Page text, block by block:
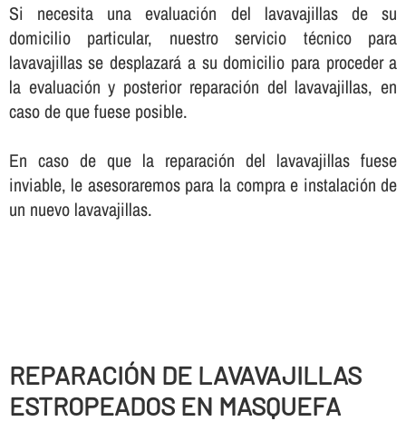
Si necesita una evaluación del lavavajillas de su
domicilio particular, nuestro servicio técnico para
lavavajillas se desplazará a su domicilio para proceder a
la evaluación y posterior reparación del lavavajillas, en
caso de que fuese posible.
En caso de que la reparación del lavavajillas fuese
inviable, le asesoraremos para la compra e instalación de
un nuevo lavavajillas.
REPARACIÓN DE LAVAVAJILLAS
ESTROPEADOS EN MASQUEFA